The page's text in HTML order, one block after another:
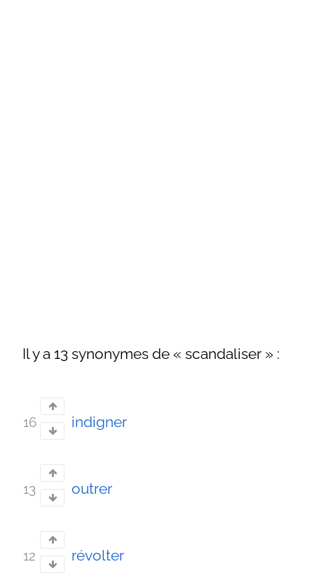
Il y a 13 synonymes de « scandaliser » :
16 indigner
13 outrer
12 révolter